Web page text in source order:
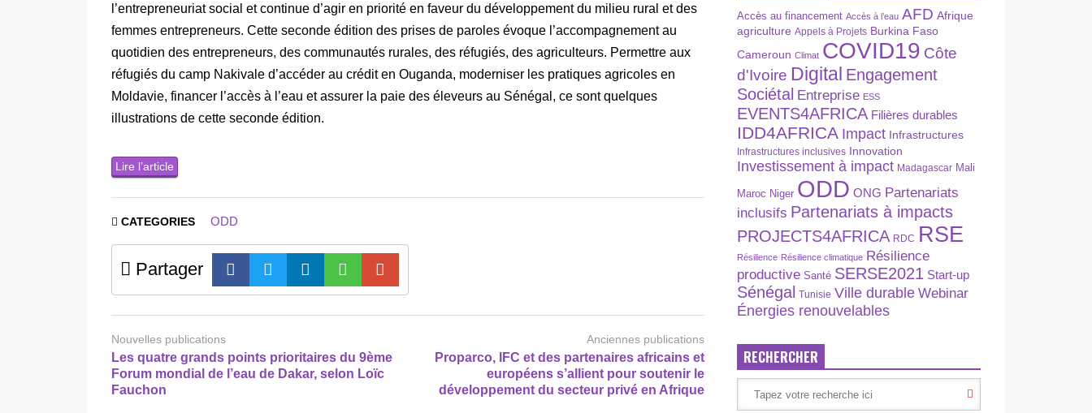
l’entrepreneuriat social et continue d’agir en priorité en faveur du développement du milieu rural et des
femmes entrepreneurs. Cette seconde édition des prises de paroles évoque l’accompagnement au
quotidien des entrepreneurs, des communautés rurales, des réfugiés, des agriculteurs. Permettre aux
réfugiés du camp Nakivale d’accéder au crédit en Ouganda, moderniser les pratiques agricoles en
Moldavie, financer l’accès à l’eau et assurer la paie des éleveurs au Sénégal, ce sont quelques
illustrations de cette seconde édition.
Lire l’article
CATEGORIES ODD
Partager
Nouvelles publications
Les quatre grands points prioritaires du 9ème
Forum mondial de l’eau de Dakar, selon Loïc
Fauchon
Anciennes publications
Proparco, IFC et des partenaires africains et
européens s’allient pour soutenir le
développement du secteur privé en Afrique
Accès au financement Accès à l’eau AFD Afrique
agriculture Appels à Projets Burkina Faso
Cameroun Climat COVID19 Côte
d'Ivoire Digital Engagement
Sociétal Entreprise ESS
EVENTS4AFRICA Filières durables
IDD4AFRICA Impact Infrastructures
Infrastructures inclusives Innovation
Investissement à impact Madagascar Mali
Maroc Niger ODD ONG Partenariats
inclusifs Partenariats à impacts
PROJECTS4AFRICA RDC RSE
Résilience Résilience climatique Résilience
productive Santé SERSE2021 Start-up
Sénégal Tunisie Ville durable Webinar
Énergies renouvelables
RECHERCHER